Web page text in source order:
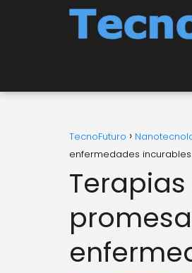
TecnoFuturo
enfermedades incurables